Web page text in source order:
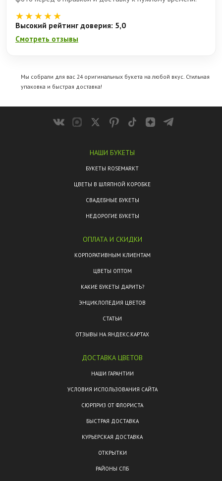
★★★★★
Высокий рейтинг доверия: 5,0
Смотреть отзывы
Мы собрали для вас 24 оригинальных букета на любой вкус. Стильная
упаковка и быстрая доставка!
НАШИ БУКЕТЫ
БУКЕТЫ ROSEMARKT
ЦВЕТЫ В ШЛЯПНОЙ КОРОБКЕ
СВАДЕБНЫЕ БУКЕТЫ
НЕДОРОГИЕ БУКЕТЫ
ОПЛАТА И СКИДКИ
КОРПОРАТИВНЫМ КЛИЕНТАМ
ЦВЕТЫ ОПТОМ
КАКИЕ БУКЕТЫ ДАРИТЬ?
ЭНЦИКЛОПЕДИЯ ЦВЕТОВ
СТАТЬИ
ОТЗЫВЫ НА ЯНДЕКС.КАРТАХ
ДОСТАВКА ЦВЕТОВ
НАШИ ГАРАНТИИ
УСЛОВИЯ ИСПОЛЬЗОВАНИЯ САЙТА
СЮРПРИЗ ОТ ФЛОРИСТА
БЫСТРАЯ ДОСТАВКА
КУРЬЕРСКАЯ ДОСТАВКА
ОТКРЫТКИ
РАЙОНЫ СПБ